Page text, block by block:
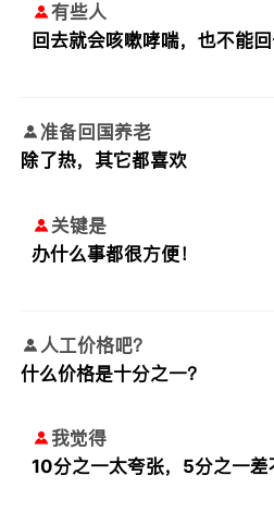
有些人
回去就会咳嗽哮喘，也不能
准备回国养老
除了热，其它都喜欢
关键是
办什么事都很方便！
人工价格吧？
什么价格是十分之一？
我觉得
10分之一太夸张，5分之一差